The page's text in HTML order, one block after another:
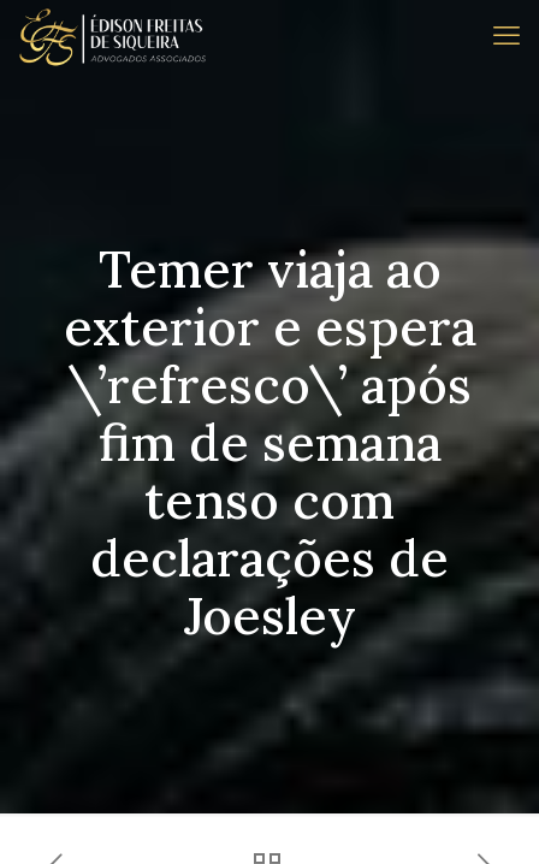
Temer viaja ao
exterior e espera
\’refresco\’ após
fim de semana
tenso com
declarações de
Joesley